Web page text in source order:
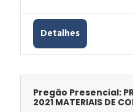
Detalhes
Pregão Presencial:
2021 MATERIAIS DE